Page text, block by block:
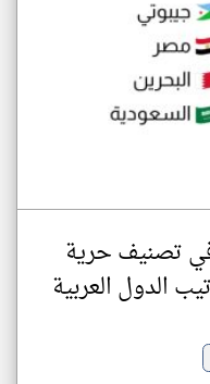
في تصنيف حرية
الدول العربية